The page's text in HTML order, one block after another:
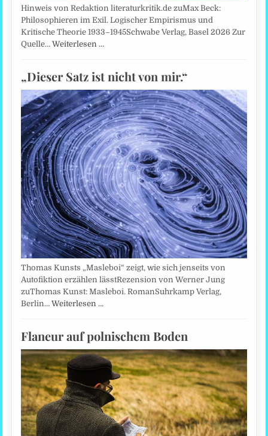
Hinweis von Redaktion literaturkritik.de zuMax Beck:
Philosophieren im Exil. Logischer Empirismus und
Kritische Theorie 1933–1945Schwabe Verlag, Basel 2026 Zur
Quelle…Weiterlesen …
„Dieser Satz ist nicht von mir.“
Thomas Kunsts „Masleboi“ zeigt, wie sich jenseits von
Autofiktion erzählen lässtRezension von Werner Jung
zuThomas Kunst: Masleboi. RomanSuhrkamp Verlag,
Berlin…Weiterlesen …
Flaneur auf polnischem Boden